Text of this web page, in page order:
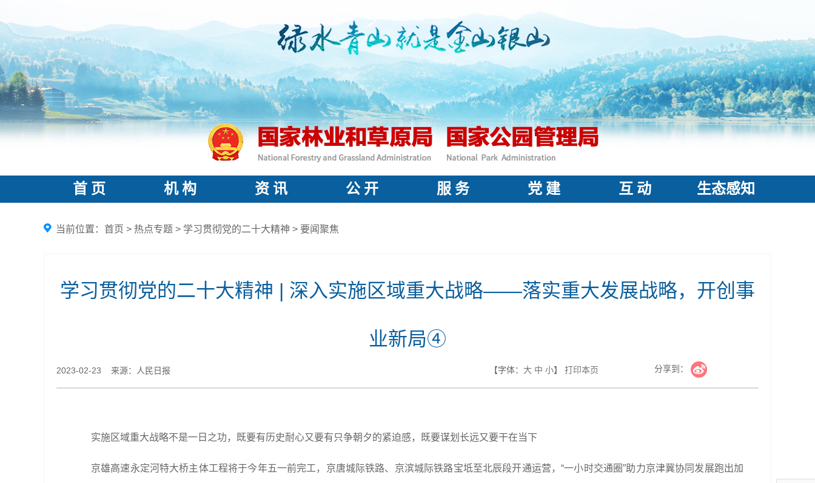
首 页 机 构 资 讯 公 开 服 务 党 建 互 动 生态感知
当前位置： 首页 > 热点专题 > 学习贯彻党的二十大精神 > 要闻聚焦
学习贯彻党的二十大精神 | 深入实施区域重大战略——落实重大发展战略，开创事
业新局④
2023-02-23 来源：人民日报 【字体： 大 中 小】 打印本页 分享到：
实施区域重大战略不是一日之功，既要有历史耐心又要有只争朝夕的紧迫感，既要谋划长远又要干在当下
京雄高速永定河特大桥主体工程将于今年五一前完工，京唐城际铁路、京滨城际铁路宝坻至北辰段开通运营，“一小时交通圈”助力京津冀协同发展跑出加